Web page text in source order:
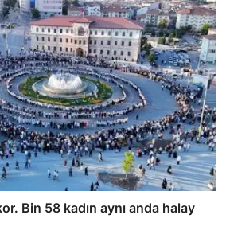
Bin 58 kadın aynı anda halay